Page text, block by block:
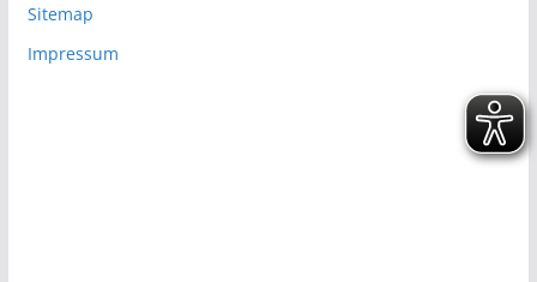
Sitemap
Impressum